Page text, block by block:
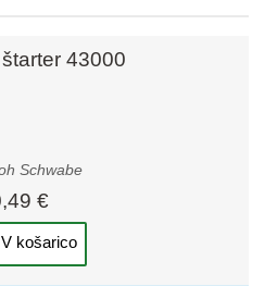
43000
Schwabe
€
V košarico